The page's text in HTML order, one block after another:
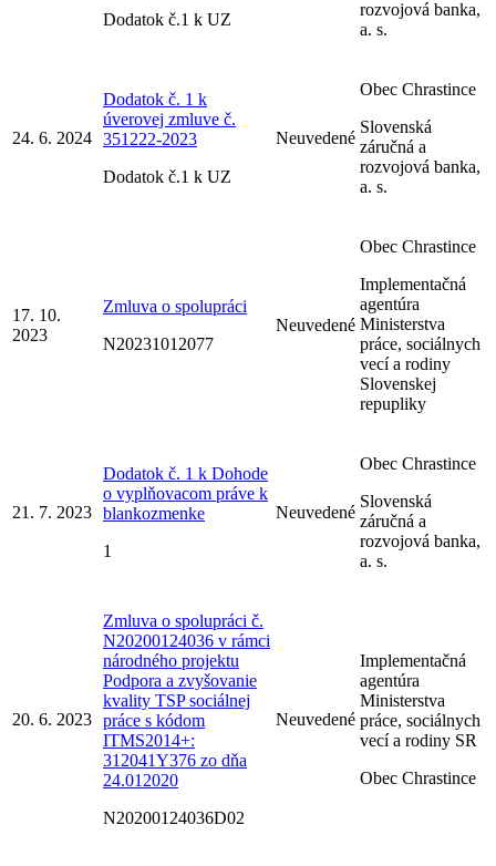
Dodatok č.1 k UZ
rozvojová banka,
a. s.
24. 6. 2024
Dodatok č. 1 k
úverovej zmluve č.
351222-2023
Dodatok č.1 k UZ
Neuvedené
Obec Chrastince
Slovenská
záručná a
rozvojová banka,
a. s.
17. 10.
2023
Zmluva o spolupráci
N20231012077
Neuvedené
Obec Chrastince
Implementačná
agentúra
Ministerstva
práce, sociálnych
vecí a rodiny
Slovenskej
repupliky
21. 7. 2023
Dodatok č. 1 k Dohode
o vyplňovacom práve k
blankozmenke
1
Neuvedené
Obec Chrastince
Slovenská
záručná a
rozvojová banka,
a. s.
20. 6. 2023
Zmluva o spolupráci č.
N20200124036 v rámci
národného projektu
Podpora a zvyšovanie
kvality TSP sociálnej
práce s kódom
ITMS2014+:
312041Y376 zo dňa
24.012020
N20200124036D02
Neuvedené
Implementačná
agentúra
Ministerstva
práce, sociálnych
vecí a rodiny SR
Obec Chrastince